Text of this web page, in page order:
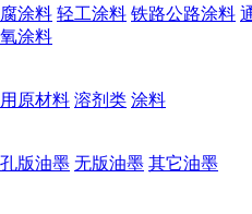
涂料 轻工涂料 铁路公路涂料
涂料
原材料 溶剂类 涂料
版油墨 无版油墨 其它油墨